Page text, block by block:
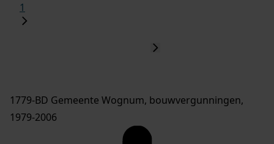
1
1779-BD Gemeente Wognum, bouwvergunningen,
1979-2006